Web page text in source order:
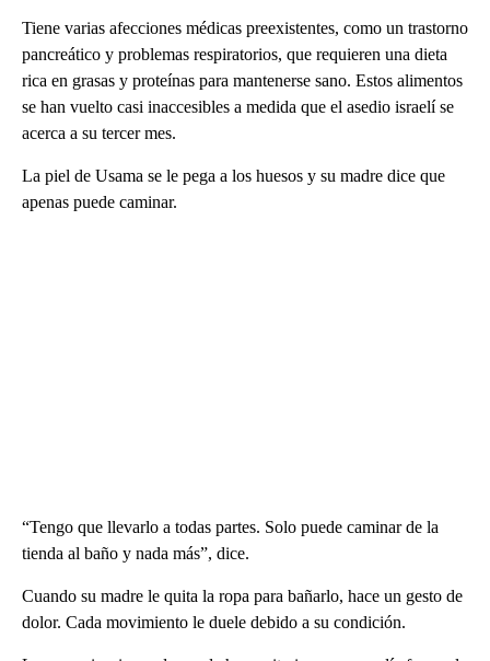
Tiene varias afecciones médicas preexistentes, como un trastorno
pancreático y problemas respiratorios, que requieren una dieta
rica en grasas y proteínas para mantenerse sano. Estos alimentos
se han vuelto casi inaccesibles a medida que el asedio israelí se
acerca a su tercer mes.
La piel de Usama se le pega a los huesos y su madre dice que
apenas puede caminar.
“Tengo que llevarlo a todas partes. Solo puede caminar de la
tienda al baño y nada más”, dice.
Cuando su madre le quita la ropa para bañarlo, hace un gesto de
dolor. Cada movimiento le duele debido a su condición.